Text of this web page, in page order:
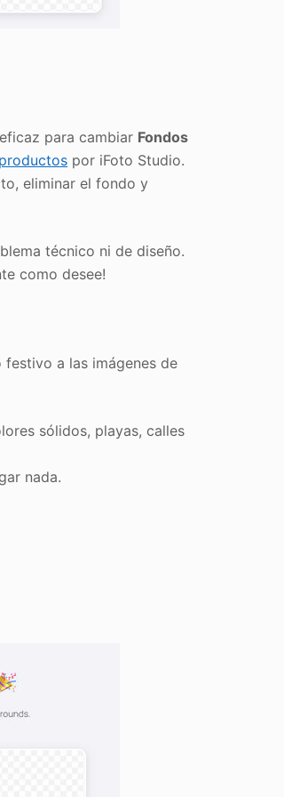
para cambiar Fondos
por iFoto Studio.
eliminar el fondo y
técnico ni de diseño.
como desee!
a las imágenes de
sólidos, playas, calles
nada.